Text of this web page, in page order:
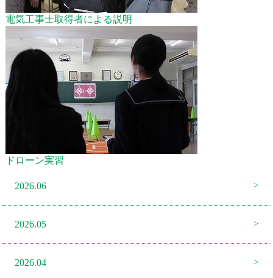
電気工事士取得者による説明
ドローン実習
2026.06
2026.05
2026.04